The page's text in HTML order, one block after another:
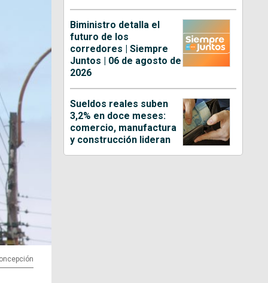
Biministro detalla el
futuro de los
corredores | Siempre
Juntos | 06 de agosto de
2026
Sueldos reales suben
3,2% en doce meses:
comercio, manufactura
y construcción lideran